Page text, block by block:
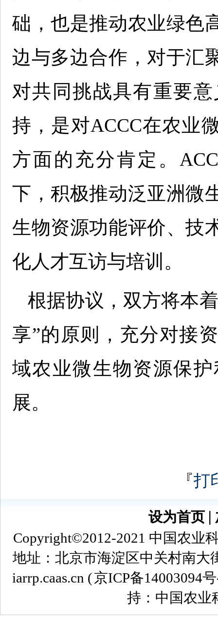
础，也是推动农业绿色
边与多边合作，对于汇
对共同挑战具有重要
持，是对ACCC在农业
方面的充分肯定。
下，积极推动泛亚洲微
生物资源功能评价、技
化人才互访与培训。
根据协议，双方将本
享”的原则，充分对接
域农业微生物资源保
展。
『打
设为首页
Copyright©2012-2021 中国农业
地址：北京市海淀区中关村南大
iarrp.caas.cn (京ICP备14003094
持：中国农